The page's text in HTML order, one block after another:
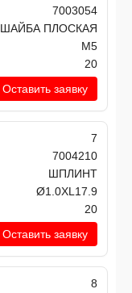
7003054
ШАЙБА ПЛОСКАЯ
M5
20
Оставить заявку
7
7004210
ШПЛИНТ
Ø1.0XL17.9
20
Оставить заявку
8